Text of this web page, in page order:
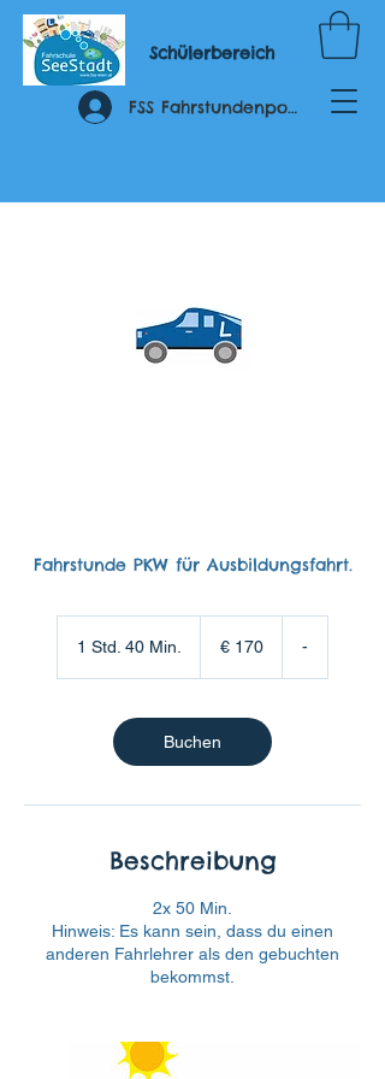
Schülerbereich
FSS Fahrstundenportal
Fahrstunde PKW für Ausbildungsfahrt.
1 Std. 40 Min.
d
4
0
i
.
€ 170 -
Buchen
Beschreibung
2x 50 Min.
Hinweis: Es kann sein, dass du einen
anderen Fahrlehrer als den gebuchten
bekommst.